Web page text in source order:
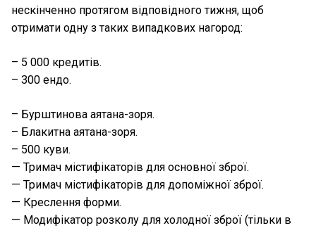
нескінченно протягом відповідного тижня, щоб
отримати одну з таких випадкових нагород:
– 5 000 кредитів.
– 300 ендо.
– Бурштинова аятана-зоря.
– Блакитна аятана-зоря.
– 500 куви.
— Тримач містифікаторів для основної зброї.
— Тримач містифікаторів для допоміжної зброї.
— Креслення форми.
— Модифікатор розколу для холодної зброї (тільки в